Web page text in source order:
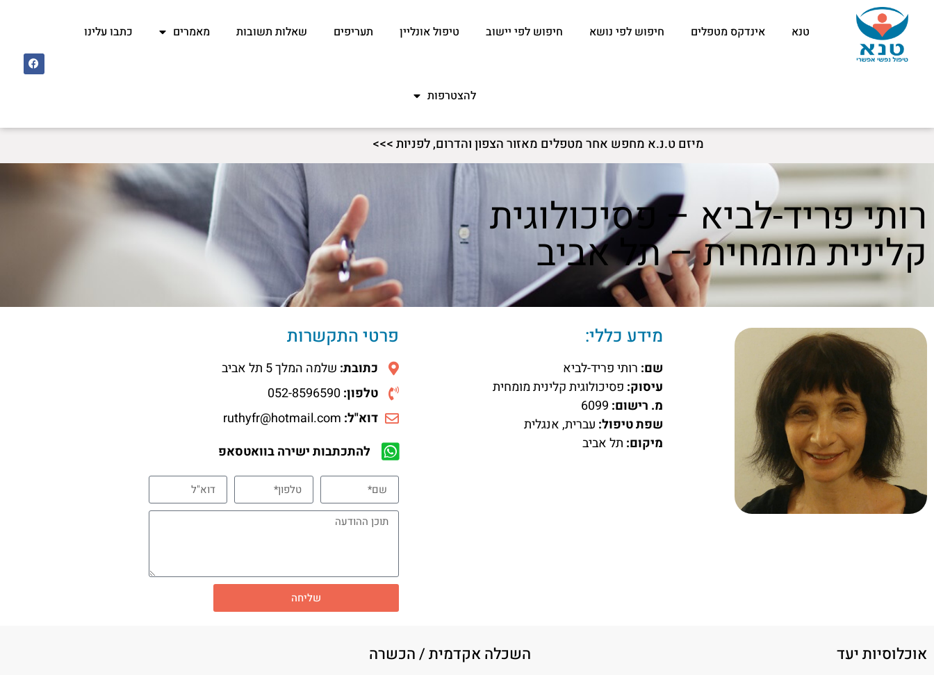
טנא אינדקס מטפלים חיפוש לפי נושא חיפוש לפי יישוב טיפול אונליין תעריפים שאלות תשובות מאמרים כתבו עלינו
להצטרפות
מיזם ט.נ.א מחפש אחר מטפלים מאזור הצפון והדרום, לפניות >>>
רותי פריד-לביא – פסיכולוגית
קלינית מומחית – תל אביב
מידע כללי:
שם: רותי פריד-לביא
עיסוק: פסיכולוגית קלינית מומחית
מ. רישום:
שפת טיפול: עברית, אנגלית
מיקום: תל אביב
פרטי התקשרות
כתובת: שלמה המלך 5 תל אביב
טלפון:
דוא"ל:
להתכתבות ישירה בוואטסאפ
שליחה
אוכלוסיות יעד השכלה אקדמית / הכשרה